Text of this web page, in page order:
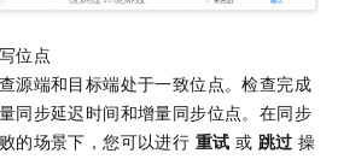
位点
源端和目标端处于一致位点。检查完成
同步延迟时间和增量同步位点。在同步
的场景下，您可以进行 重试 或 跳过 操